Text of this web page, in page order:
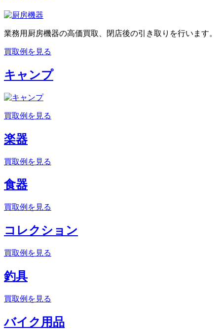
業務用厨房機器の高価買取、閉店後の引き取りを行います。
買取例を見る
キャンプ
買取例を見る
楽器
買取例を見る
食器
買取例を見る
コレクション
買取例を見る
釣具
買取例を見る
バイク用品